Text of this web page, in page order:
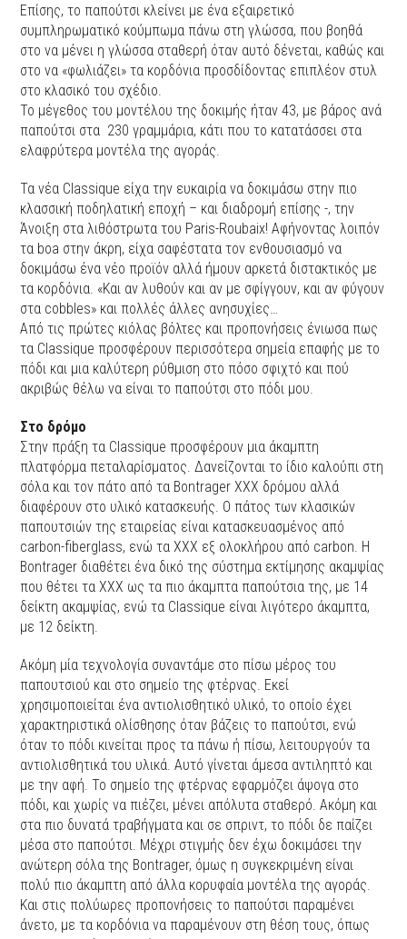
Επίσης, το παπούτσι κλείνει με ένα εξαιρετικό
συμπληρωματικό κούμπωμα πάνω στη γλώσσα, που βοηθά
στο να μένει η γλώσσα σταθερή όταν αυτό δένεται, καθώς και
στο να «φωλιάζει» τα κορδόνια προσδίδοντας επιπλέον στυλ
στο κλασικό του σχέδιο.
Το μέγεθος του μοντέλου της δοκιμής ήταν 43, με βάρος ανά
παπούτσι στα 230 γραμμάρια, κάτι που το κατατάσσει στα
ελαφρύτερα μοντέλα της αγοράς.
Τα νέα Classique είχα την ευκαιρία να δοκιμάσω στην πιο
κλασσική ποδηλατική εποχή – και διαδρομή επίσης -, την
Άνοιξη στα λιθόστρωτα του Paris-Roubaix! Αφήνοντας λοιπόν
τα boa στην άκρη, είχα σαφέστατα τον ενθουσιασμό να
δοκιμάσω ένα νέο προϊόν αλλά ήμουν αρκετά διστακτικός με
τα κορδόνια. «Και αν λυθούν και αν με σφίγγουν, και αν φύγουν
στα cobbles» και πολλές άλλες ανησυχίες…
Από τις πρώτες κιόλας βόλτες και προπονήσεις ένιωσα πως
τα Classique προσφέρουν περισσότερα σημεία επαφής με το
πόδι και μια καλύτερη ρύθμιση στο πόσο σφιχτό και πού
ακριβώς θέλω να είναι το παπούτσι στο πόδι μου.
Στο δρόμο
Στην πράξη τα Classique προσφέρουν μια άκαμπτη
πλατφόρμα πεταλαρίσματος. Δανείζονται το ίδιο καλούπι στη
σόλα και τον πάτο από τα Bontrager XXX δρόμου αλλά
διαφέρουν στο υλικό κατασκευής. Ο πάτος των κλασικών
παπουτσιών της εταιρείας είναι κατασκευασμένος από
carbon-fiberglass, ενώ τα XXX εξ ολοκλήρου από carbon. Η
Bontrager διαθέτει ένα δικό της σύστημα εκτίμησης ακαμψίας
που θέτει τα XXX ως τα πιο άκαμπτα παπούτσια της, με 14
δείκτη ακαμψίας, ενώ τα Classique είναι λιγότερο άκαμπτα,
με 12 δείκτη.
Ακόμη μία τεχνολογία συναντάμε στο πίσω μέρος του
παπουτσιού και στο σημείο της φτέρνας. Εκεί
χρησιμοποιείται ένα αντιολισθητικό υλικό, το οποίο έχει
χαρακτηριστικά ολίσθησης όταν βάζεις το παπούτσι, ενώ
όταν το πόδι κινείται προς τα πάνω ή πίσω, λειτουργούν τα
αντιολισθητικά του υλικά. Αυτό γίνεται άμεσα αντιληπτό και
με την αφή. Το σημείο της φτέρνας εφαρμόζει άψογα στο
πόδι, και χωρίς να πιέζει, μένει απόλυτα σταθερό. Ακόμη και
στα πιο δυνατά τραβήγματα και σε σπριντ, το πόδι δε παίζει
μέσα στο παπούτσι. Μέχρι στιγμής δεν έχω δοκιμάσει την
ανώτερη σόλα της Bontrager, όμως η συγκεκριμένη είναι
πολύ πιο άκαμπτη από άλλα κορυφαία μοντέλα της αγοράς.
Και στις πολύωρες προπονήσεις το παπούτσι παραμένει
άνετο, με τα κορδόνια να παραμένουν στη θέση τους, όπως